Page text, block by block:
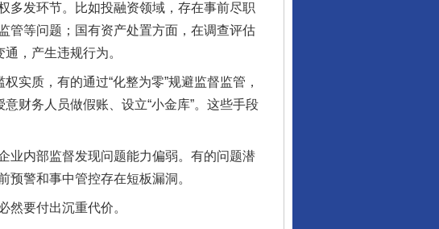
发环节。比如投融资领域，存在事前尽职
管等问题；国有资产处置方面，在调查评估
，产生违规行为。
质，有的通过“化整为零”规避监督监管，
财务人员做假账、设立“小金库”。这些手段
内部监督发现问题能力偏弱。有的问题潜
警和事中管控存在短板漏洞。
要付出沉重代价。